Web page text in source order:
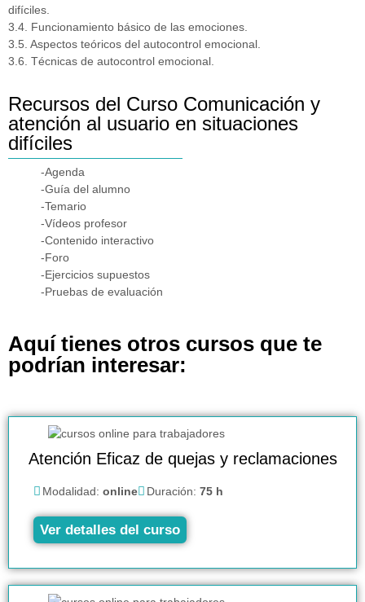
difíciles.
3.4. Funcionamiento básico de las emociones.
3.5. Aspectos teóricos del autocontrol emocional.
3.6. Técnicas de autocontrol emocional.
Recursos del Curso Comunicación y
atención al usuario en situaciones
difíciles
-Agenda
-Guía del alumno
-Temario
-Vídeos profesor
-Contenido interactivo
-Foro
-Ejercicios supuestos
-Pruebas de evaluación
Aquí tienes otros cursos que te
podrían interesar:
Atención Eficaz de quejas y reclamaciones
Modalidad: online Duración: 75 h
Ver detalles del curso